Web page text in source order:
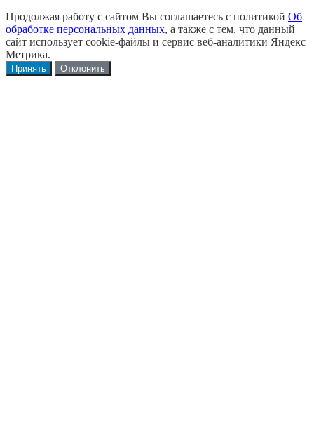
Продолжая работу с сайтом Вы соглашаетесь с политикой Об
обработке персональных данных, а также с тем, что данный
сайт использует cookie-файлы и сервис веб-аналитики Яндекс
Метрика.
Принять Отклонить